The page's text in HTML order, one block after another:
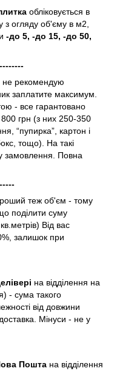
обліковується в
з огляду об'єму в м2,
-до 5, -до 15, -до 50,
не рекомендую
заплатите максимум.
- все гарантовано
800 грн (з них 250-350
“пупирка”, картон і
тощо). На такі
замовлення. Повна
теж об'єм - тому
поділити суму
Від вас
залишок при
на відділення на
- сума такого
від довжини
Мінуси - не у
Пошта на відділення